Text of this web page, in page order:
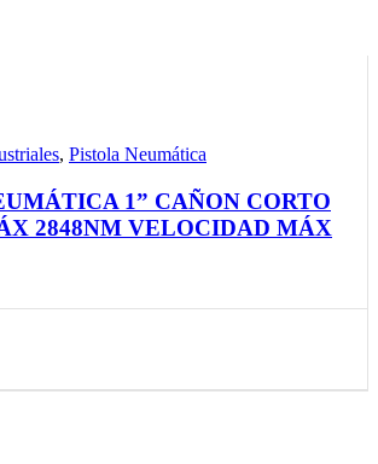
, Pistola Neumática
1” CAÑON CORTO
2848NM VELOCIDAD MÁX